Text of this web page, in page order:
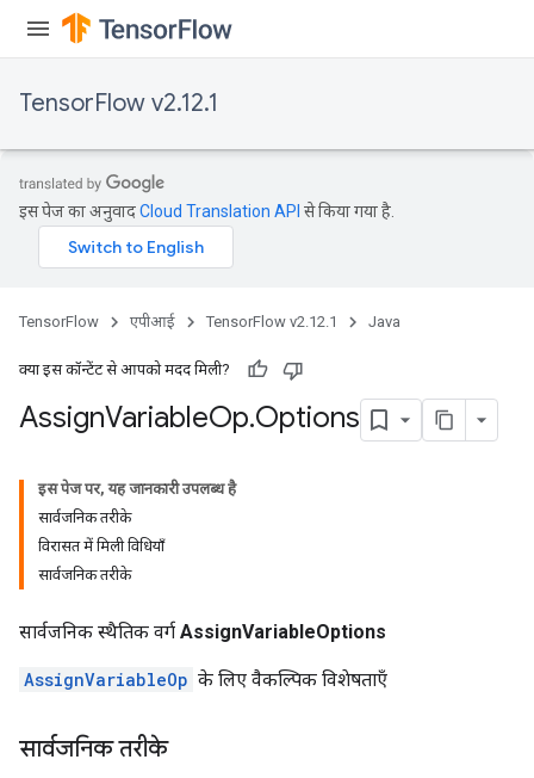
TensorFlow v2.12.1
इस पेज का अनुवादCloud Translation API से किया गया है.
TensorFlow एपीआई TensorFlow v2.12.1 Java
क्या इस कॉन्टेंट से आपको मदद मिली?
AssignVariableOp.Options
इस पेज पर, यह जानकारी उपलब्ध है
सार्वजनिक तरीके
विरासत में मिली विधियाँ
सार्वजनिक तरीके
सार्वजनिक स्थैतिक वर्ग AssignVariableOptions
AssignVariableOp के लिए वैकल्पिक विशेषताएँ
सार्वजनिक तरीके